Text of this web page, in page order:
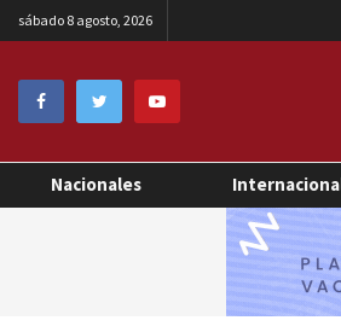
sábado 8 agosto, 2026
Nacionales